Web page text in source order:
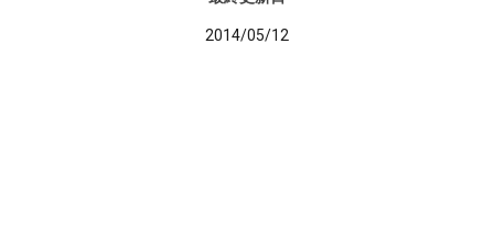
2014/05/12